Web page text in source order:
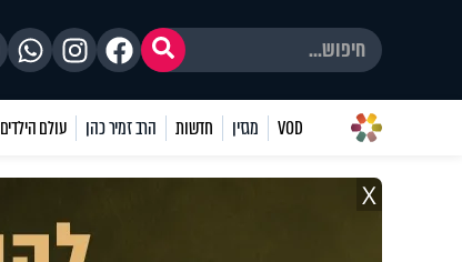
VOD מגזין חדשות הרב זמיר כהן עולם הילדים
X